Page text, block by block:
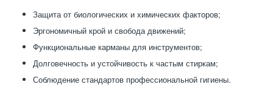
Защита от биологических и химических факторов;
Эргономичный крой и свобода движений;
Функциональные карманы для инструментов;
Долговечность и устойчивость к частым стиркам;
Соблюдение стандартов профессиональной гигиены.